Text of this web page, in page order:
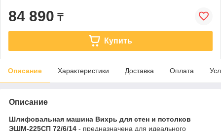
84 890 ₸
Купить
Описание Характеристики Доставка Оплата
Описание
Шлифовальная машина Вихрь для стен и потолков
ЭШМ-225СП 72/6/14 - предназначена для идеального